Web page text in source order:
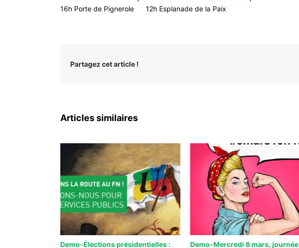
16h Porte de Pignerole 12h Esplanade de la Paix
Partagez cet article !
Articles similaires
Demo-Élections présidentielles :
Demo-Mercredi 8 mars, journée